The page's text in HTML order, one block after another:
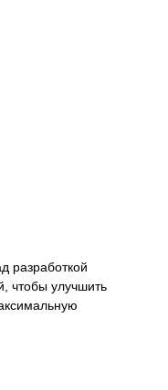
разработкой
чтобы улучшить